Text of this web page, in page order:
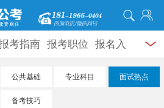
考指南 报考职位 报名入
面试公告 录用公示 辅导
库 模拟试题
公共基础 专业科目 面试热点
备考技巧